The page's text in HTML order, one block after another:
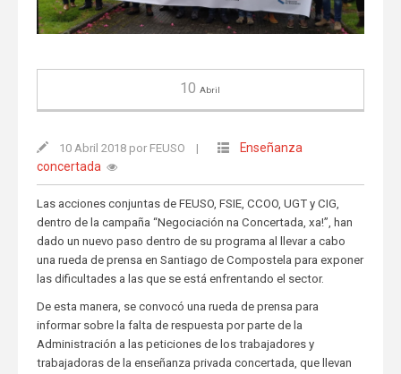
10Abril
10 Abril 2018 por FEUSO |
Enseñanza
concertada
Las acciones conjuntas de FEUSO, FSIE, CCOO, UGT y CIG,
dentro de la campaña “Negociación na Concertada, xa!”, han
dado un nuevo paso dentro de su programa al llevar a cabo
una rueda de prensa en Santiago de Compostela para exponer
las dificultades a las que se está enfrentando el sector.
De esta manera, se convocó una rueda de prensa para
informar sobre la falta de respuesta por parte de la
Administración a las peticiones de los trabajadores y
trabajadoras de la enseñanza privada concertada, que llevan